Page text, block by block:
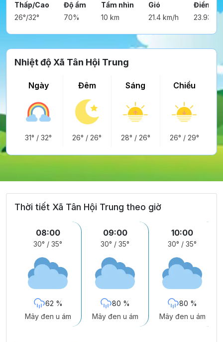
Thấp/Cao
26°/32°
Độ ẩm
70%
Tầm nhìn
10 km
Gió
21.4 km/h
Điểm
23.93°
Nhiệt độ Xã Tân Hội Trung
Ngày
31° /32°
Đêm
26° /26°
Sáng
28° / 26°
Chiều
26° / 29°
Thời tiết Xã Tân Hội Trung theo giờ
08:00
30° / 35°
62 %
Mây đen u ám
09:00
30° / 35°
80 %
Mây đen u ám
10:00
30° / 35°
80 %
Mây đen u ám